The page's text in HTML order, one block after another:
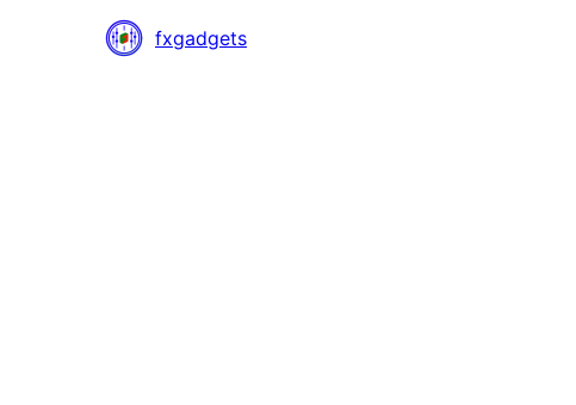
Mitwirkende
fxgadgets